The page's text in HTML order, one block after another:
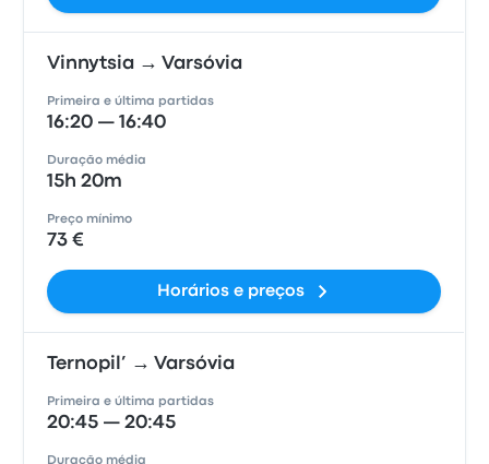
Vinnytsia → Varsóvia
Primeira e última partidas
16:20 — 16:40
Duração média
15h 20m
Preço mínimo
73 €
Horários e preços
Ternopil’ → Varsóvia
Primeira e última partidas
20:45 — 20:45
Duração média